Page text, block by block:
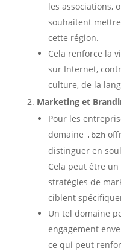
les associations,
souhaitent
cette région.
Cela renforce la
sur Internet,
culture, de la
Marketing et
Pour les
domaine .bzh
distinguer en
Cela peut être
stratégies de
ciblent
Un tel domaine
engagement
ce qui peut